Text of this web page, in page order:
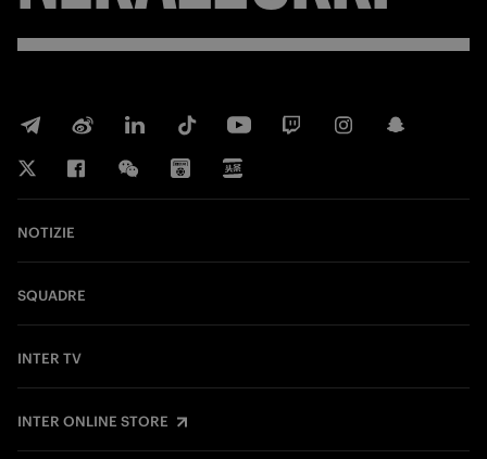
NOTIZIE
SQUADRE
INTER TV
INTER ONLINE STORE